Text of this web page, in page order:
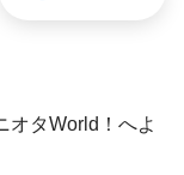
オタWorld！へよ